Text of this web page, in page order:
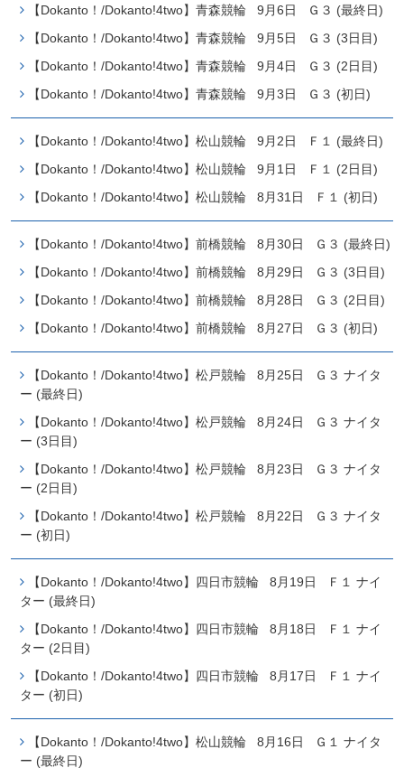
【Dokanto！/Dokanto!4two】青森競輪 9月6日 Ｇ３ (最終日)
【Dokanto！/Dokanto!4two】青森競輪 9月5日 Ｇ３ (3日目)
【Dokanto！/Dokanto!4two】青森競輪 9月4日 Ｇ３ (2日目)
【Dokanto！/Dokanto!4two】青森競輪 9月3日 Ｇ３ (初日)
【Dokanto！/Dokanto!4two】松山競輪 9月2日 Ｆ１ (最終日)
【Dokanto！/Dokanto!4two】松山競輪 9月1日 Ｆ１ (2日目)
【Dokanto！/Dokanto!4two】松山競輪 8月31日 Ｆ１ (初日)
【Dokanto！/Dokanto!4two】前橋競輪 8月30日 Ｇ３ (最終日)
【Dokanto！/Dokanto!4two】前橋競輪 8月29日 Ｇ３ (3日目)
【Dokanto！/Dokanto!4two】前橋競輪 8月28日 Ｇ３ (2日目)
【Dokanto！/Dokanto!4two】前橋競輪 8月27日 Ｇ３ (初日)
【Dokanto！/Dokanto!4two】松戸競輪 8月25日 Ｇ３ ナイタ
ー (最終日)
【Dokanto！/Dokanto!4two】松戸競輪 8月24日 Ｇ３ ナイタ
ー (3日目)
【Dokanto！/Dokanto!4two】松戸競輪 8月23日 Ｇ３ ナイタ
ー (2日目)
【Dokanto！/Dokanto!4two】松戸競輪 8月22日 Ｇ３ ナイタ
ー (初日)
【Dokanto！/Dokanto!4two】四日市競輪 8月19日 Ｆ１ ナイ
ター (最終日)
【Dokanto！/Dokanto!4two】四日市競輪 8月18日 Ｆ１ ナイ
ター (2日目)
【Dokanto！/Dokanto!4two】四日市競輪 8月17日 Ｆ１ ナイ
ター (初日)
【Dokanto！/Dokanto!4two】松山競輪 8月16日 Ｇ１ ナイタ
ー (最終日)